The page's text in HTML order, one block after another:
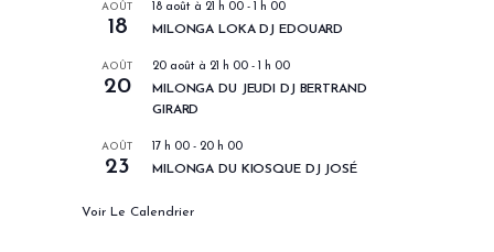
AOÛT
18
18 août à 21 h 00 - 1 h 00
MILONGA LOKA DJ EDOUARD
AOÛT
20
20 août à 21 h 00 - 1 h 00
MILONGA DU JEUDI DJ BERTRAND
GIRARD
AOÛT
23
17 h 00 - 20 h 00
MILONGA DU KIOSQUE DJ JOSÉ
Voir Le Calendrier